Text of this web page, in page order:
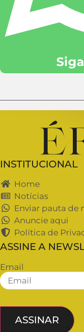
INSTITUCIONAL
Home
Notícias
Enviar pauta de
Anuncie aqui
Política de
ASSINE A
Email
ASSINAR